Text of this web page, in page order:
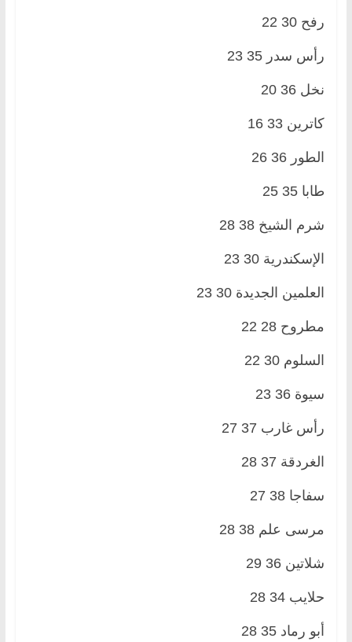
رفح 30 22
رأس سدر 35 23
نخل 36 20
كاترين 33 16
الطور 36 26
طابا 35 25
شرم الشيخ 38 28
الإسكندرية 30 23
العلمين الجديدة 30 23
مطروح 28 22
السلوم 30 22
سيوة 36 23
رأس غارب 37 27
الغردقة 37 28
سفاجا 38 27
مرسى علم 38 28
شلاتين 36 29
حلايب 34 28
أبو رماد 35 28